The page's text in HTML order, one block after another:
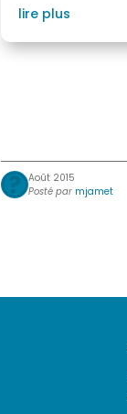
lire plus
Août 2015
Posté par mjamet